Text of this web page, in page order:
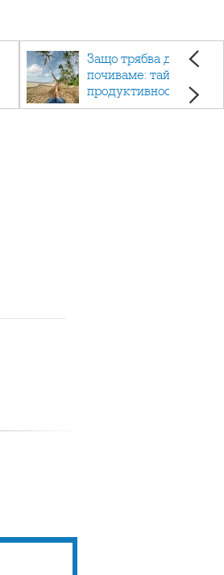
Защо трябва да си
почиваме: тайната на
продуктивността,
здравето и добрия